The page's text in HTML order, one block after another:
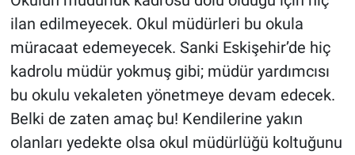
ilan edilmeyecek. Okul müdürleri bu okula
müracaat edemeyecek. Sanki Eskişehir’de hiç
kadrolu müdür yokmuş gibi; müdür yardımcısı
bu okulu vekaleten yönetmeye devam edecek.
Belki de zaten amaç bu! Kendilerine yakın
olanları yedekte olsa okul müdürlüğü koltuğunu